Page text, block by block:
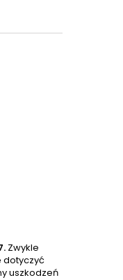
Zwykle
dotyczyć
uszkodzeń